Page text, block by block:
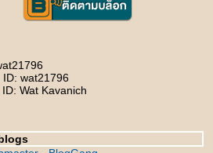
ID: wat21796
Wat Kavanich